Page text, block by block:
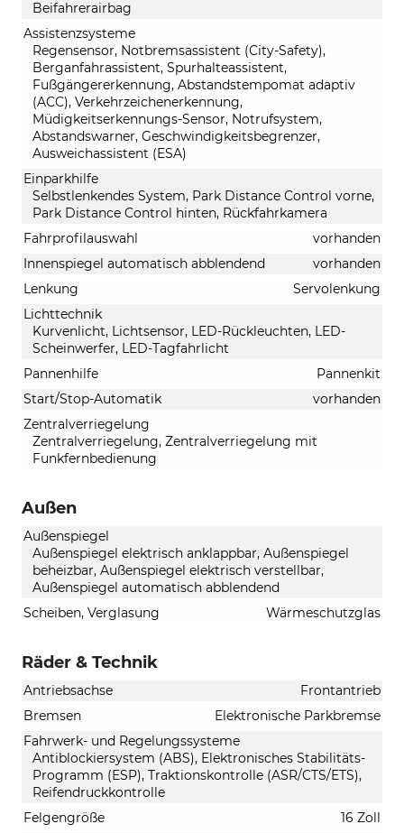
Beifahrerairbag
Assistenzsysteme
Regensensor, Notbremsassistent (City-Safety),
Berganfahrassistent, Spurhalteassistent,
Fußgängererkennung, Abstandstempomat adaptiv
(ACC), Verkehrzeichenerkennung,
Müdigkeitserkennungs-Sensor, Notrufsystem,
Abstandswarner, Geschwindigkeitsbegrenzer,
Ausweichassistent (ESA)
Einparkhilfe
Selbstlenkendes System, Park Distance Control vorne,
Park Distance Control hinten, Rückfahrkamera
Fahrprofilauswahl
vorhanden
Innenspiegel automatisch abblendend
vorhanden
Lenkung
Servolenkung
Lichttechnik
Kurvenlicht, Lichtsensor, LED-Rückleuchten, LED-
Scheinwerfer, LED-Tagfahrlicht
Pannenhilfe
Pannenkit
Start/Stop-Automatik
vorhanden
Zentralverriegelung
Zentralverriegelung, Zentralverriegelung mit
Funkfernbedienung
Außen
Außenspiegel
Außenspiegel elektrisch anklappbar, Außenspiegel
beheizbar, Außenspiegel elektrisch verstellbar,
Außenspiegel automatisch abblendend
Scheiben, Verglasung
Wärmeschutzglas
Räder & Technik
Antriebsachse
Frontantrieb
Bremsen
Elektronische Parkbremse
Fahrwerk- und Regelungssysteme
Antiblockiersystem (ABS), Elektronisches Stabilitäts-
Programm (ESP), Traktionskontrolle (ASR/CTS/ETS),
Reifendruckkontrolle
Felgengröße
16 Zoll